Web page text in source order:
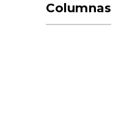
Columnas